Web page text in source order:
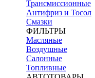
Трансмиссионные
Антифриз и Тосол
Смазки
ФИЛЬТРЫ
Масляные
Воздушные
Салонные
Топливные